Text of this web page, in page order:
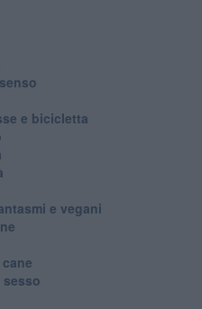
e bicicletta
e vegani
sesso